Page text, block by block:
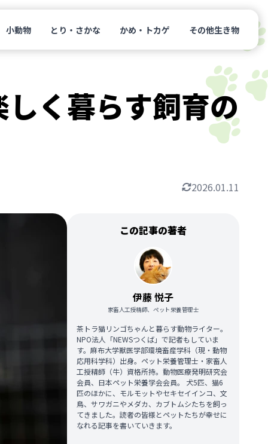
小動物 とり・さかな かめ・トカゲ その他生き物
く暮らす飼育の
2026.01.11
この記事の著者
伊藤 悦子
家畜人工授精師、ペット栄養管理士
茶トラ猫リンゴちゃんと暮らす動物ライター。
NPO法人「NEWSつくば」で記者もしていま
す。麻布大学獣医学部環境畜産学科（現・動物
応用科学科）出身。ペット栄養管理士・家畜人
工授精師（牛）資格所持。動物医療発明研究会
会員、日本ペット栄養学会会員。 犬5匹、猫6
匹のほかに、モルモットやセキセイインコ、文
鳥、サワガニやメダカ、カブトムシたちを飼っ
てきました。読者の皆様とペットたちが幸せに
なれる記事を書いていきます。